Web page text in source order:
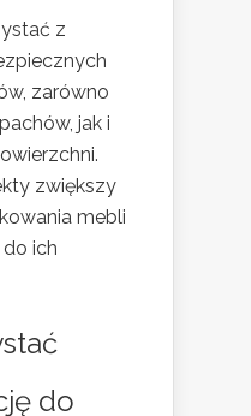
z
zarówno
jak i
zwiększy
mebli
ich
do